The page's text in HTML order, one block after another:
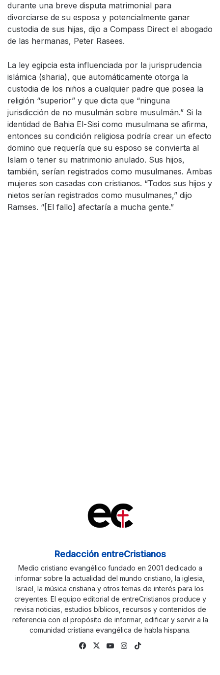
durante una breve disputa matrimonial para
divorciarse de su esposa y potencialmente ganar
custodia de sus hijas, dijo a Compass Direct el abogado
de las hermanas, Peter Rasees.
La ley egipcia esta influenciada por la jurisprudencia
islámica (sharia), que automáticamente otorga la
custodia de los niños a cualquier padre que posea la
religión “superior” y que dicta que “ninguna
jurisdicción de no musulmán sobre musulmán.” Si la
identidad de Bahia El-Sisi como musulmana se afirma,
entonces su condición religiosa podría crear un efecto
domino que requería que su esposo se convierta al
Islam o tener su matrimonio anulado. Sus hijos,
también, serían registrados como musulmanes. Ambas
mujeres son casadas con cristianos. “Todos sus hijos y
nietos serían registrados como musulmanes,” dijo
Ramses. “[El fallo] afectaría a mucha gente.”
Redacción entreCristianos
Medio cristiano evangélico fundado en 2001 dedicado a
informar sobre la actualidad del mundo cristiano, la iglesia,
Israel, la música cristiana y otros temas de interés para los
creyentes. El equipo editorial de entreCristianos produce y
revisa noticias, estudios bíblicos, recursos y contenidos de
referencia con el propósito de informar, edificar y servir a la
comunidad cristiana evangélica de habla hispana.
Fa
X
Yo
Ins